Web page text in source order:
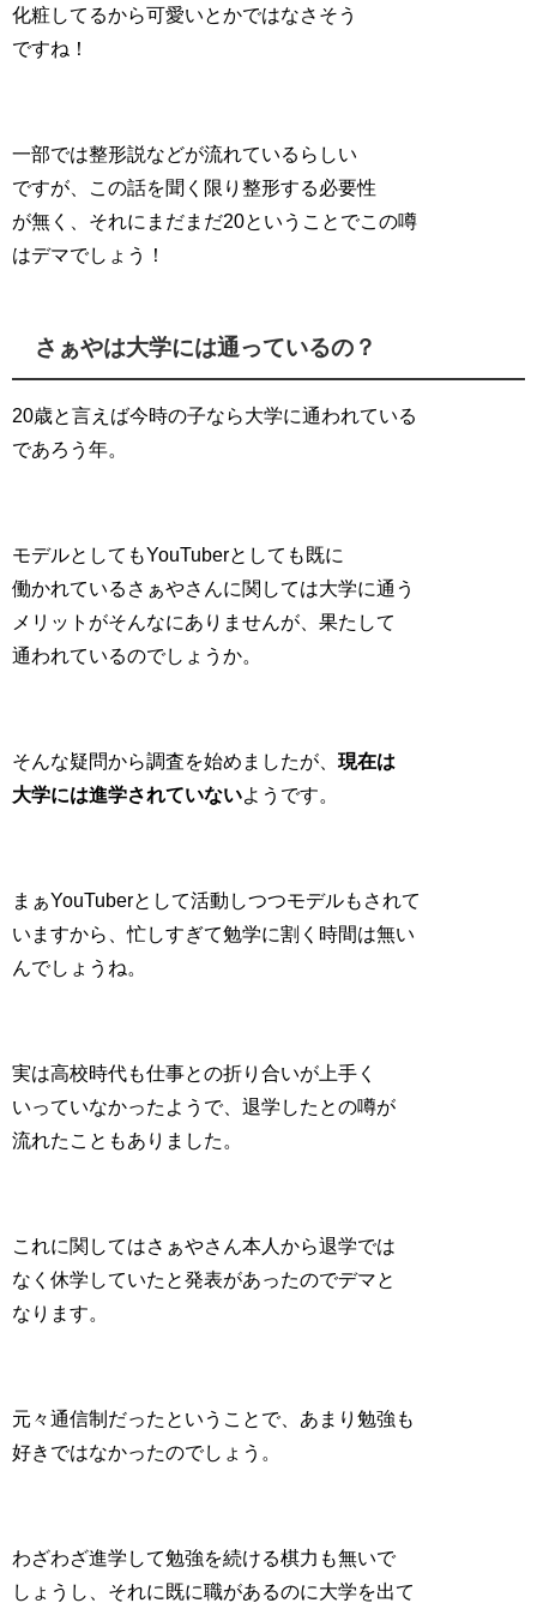
化粧してるから可愛いとかではなさそう
ですね！
一部では整形説などが流れているらしい
ですが、この話を聞く限り整形する必要性
が無く、それにまだまだ20ということでこの噂
はデマでしょう！
さぁやは大学には通っているの？
20歳と言えば今時の子なら大学に通われている
であろう年。
モデルとしてもYouTuberとしても既に
働かれているさぁやさんに関しては大学に通う
メリットがそんなにありませんが、果たして
通われているのでしょうか。
そんな疑問から調査を始めましたが、 現在は
大学には進学されていないようです。
まぁYouTuberとして活動しつつモデルもされて
いますから、忙しすぎて勉学に割く時間は無い
んでしょうね。
実は高校時代も仕事との折り合いが上手く
いっていなかったようで、退学したとの噂が
流れたこともありました。
これに関してはさぁやさん本人から退学では
なく休学していたと発表があったのでデマと
なります。
元々通信制だったということで、あまり勉強も
好きではなかったのでしょう。
わざわざ進学して勉強を続ける棋力も無いで
しょうし、それに既に職があるのに大学を出て